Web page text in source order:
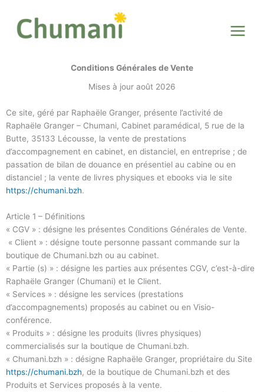
contenu
Conditions Générales de Vente
Mises à jour août 2026
Ce site, géré par Raphaële Granger, présente l’activité de
Raphaële Granger – Chumani, Cabinet paramédical, 5 rue de la
Butte, 35133 Lécousse, la vente de prestations
d’accompagnement en cabinet, en distanciel, en entreprise ; de
passation de bilan de douance en présentiel au cabine ou en
distanciel ; la vente de livres physiques et ebooks via le site
https://chumani.bzh.
Article 1 – Définitions
« CGV » : désigne les présentes Conditions Générales de Vente.
« Client » : désigne toute personne passant commande sur la
boutique de Chumani.bzh ou au cabinet.
« Partie (s) » : désigne les parties aux présentes CGV, c’est-à-dire
Raphaële Granger (Chumani) et le Client.
« Services » : désigne les services (prestations
d’accompagnements) proposés au cabinet ou en Visio-
conférence.
« Produits » : désigne les produits (livres physiques)
commercialisés sur la boutique de Chumani.bzh.
« Chumani.bzh » : désigne Raphaële Granger, propriétaire du Site
https://chumani.bzh, de la boutique de Chumani.bzh et des
Produits et Services proposés à la vente.